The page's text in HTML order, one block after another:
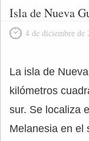
Isla de Nueva
4 de diciembre de
La isla de
kilómetros
sur. Se localiza
Melanesia en el